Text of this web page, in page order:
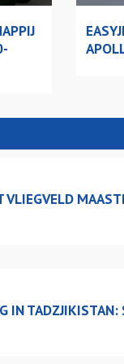
VLIEGVELD
IN TADZJIKISTAN: